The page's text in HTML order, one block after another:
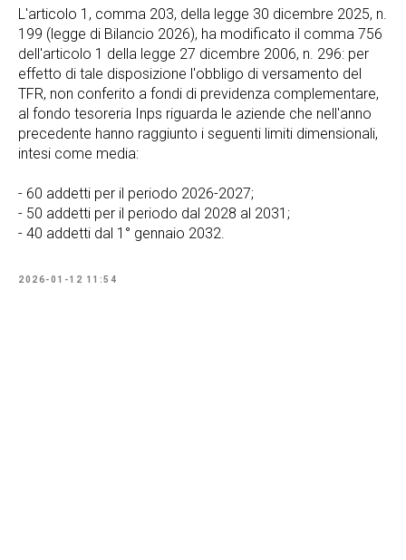
L'articolo 1, comma 203, della legge 30 dicembre 2025, n.
199 (legge di Bilancio 2026), ha modificato il comma 756
dell'articolo 1 della legge 27 dicembre 2006, n. 296: per
effetto di tale disposizione l'obbligo di versamento del
TFR, non conferito a fondi di previdenza complementare,
al fondo tesoreria Inps riguarda le aziende che nell'anno
precedente hanno raggiunto i seguenti limiti dimensionali,
intesi come media:
- 60 addetti per il periodo 2026-2027;
- 50 addetti per il periodo dal 2028 al 2031;
- 40 addetti dal 1° gennaio 2032.
2026-01-12 11:54